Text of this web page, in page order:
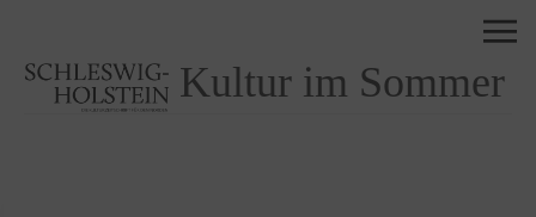
Kultur im Sommer